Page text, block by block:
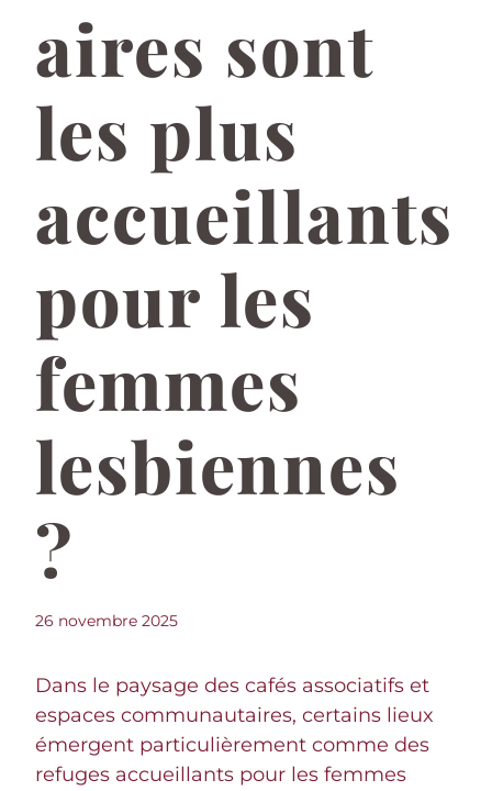
aires sont
les plus
accueillants
pour les
femmes
lesbiennes
?
26 novembre 2025
Dans le paysage des cafés associatifs et
espaces communautaires, certains lieux
émergent particulièrement comme des
refuges accueillants pour les femmes